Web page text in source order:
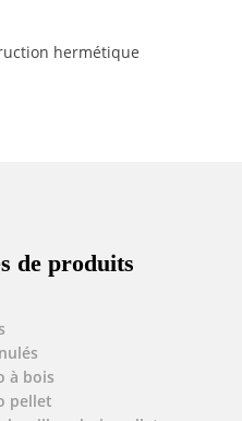
hermétique
de produits
à bois
pellet